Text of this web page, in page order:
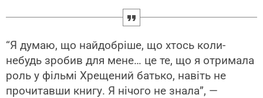
“Я думаю, що найдобріше, що хтось коли-
небудь зробив для мене… це те, що я отримала
роль у фільмі Хрещений батько, навіть не
прочитавши книгу. Я нічого не знала”, —